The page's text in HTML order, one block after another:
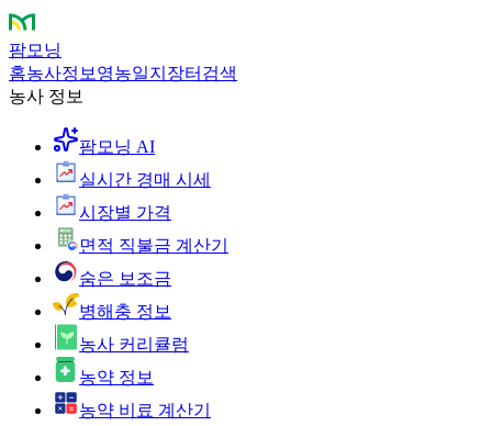
팜모닝
홈농사정보 영농일지 장터 검색
농사 정보
팜모닝 AI
실시간 경매 시세
시장별 가격
면적 직불금 계산기
숨은 보조금
병해충 정보
농사 커리큘럼
농약 정보
농약 비료 계산기